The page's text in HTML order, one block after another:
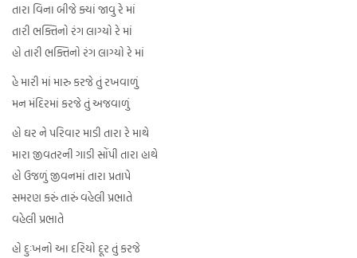
તારા વિના બીજે ક્યાં જાવુ રે માં
તારી ભક્તિનો રંગ લાગ્યો રે માં
હો તારી ભક્તિનો રંગ લાગ્યો રે માં
હે મારી માં મારુ કરજે તું રખવાળું
મન મંદિરમાં કરજે તું અજવાળું
હો ઘર ને પરિવાર માડી તારા રે માથે
મારા જીવતરની ગાડી સોંપી તારા હાથે
હો ઉજળું જીવનમાં તારા પ્રતાપે
સમરણ કરું તારું વહેલી પ્રભાતે
વહેલી પ્રભાતે
હો દુઃખનો આ દરિયો દૂર તું કરજે